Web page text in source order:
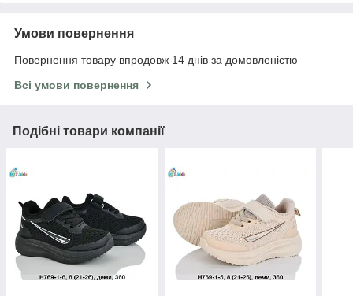
Умови повернення
Повернення товару впродовж 14 днів за домовленістю
Всі умови повернення
Подібні товари компанії